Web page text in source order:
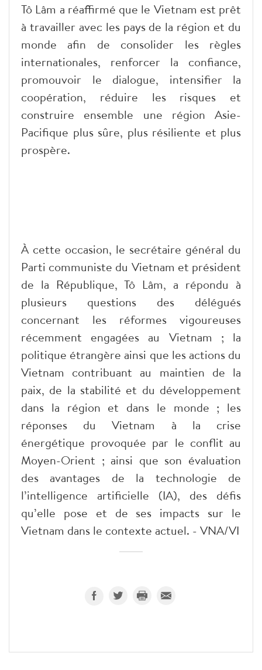
Tô Lâm a réaffirmé que le Vietnam est prêt
à travailler avec les pays de la région et du
monde afin de consolider les règles
internationales, renforcer la confiance,
promouvoir le dialogue, intensifier la
coopération, réduire les risques et
construire ensemble une région Asie-
Pacifique plus sûre, plus résiliente et plus
prospère.
À cette occasion, le secrétaire général du
Parti communiste du Vietnam et président
de la République, Tô Lâm, a répondu à
plusieurs questions des délégués
concernant les réformes vigoureuses
récemment engagées au Vietnam ; la
politique étrangère ainsi que les actions du
Vietnam contribuant au maintien de la
paix, de la stabilité et du développement
dans la région et dans le monde ; les
réponses du Vietnam à la crise
énergétique provoquée par le conflit au
Moyen-Orient ; ainsi que son évaluation
des avantages de la technologie de
l’intelligence artificielle (IA), des défis
qu’elle pose et de ses impacts sur le
Vietnam dans le contexte actuel. - VNA/VI